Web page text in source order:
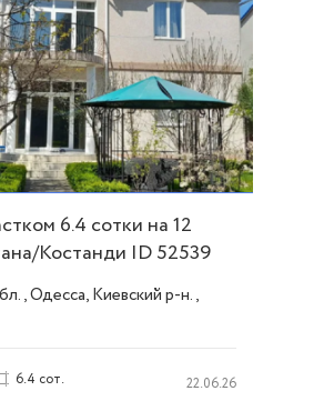
6.4 сотки на 12
Костанди ID 52539
Одесса, Киевский р-н.,
6.4 сот. 22.06.26